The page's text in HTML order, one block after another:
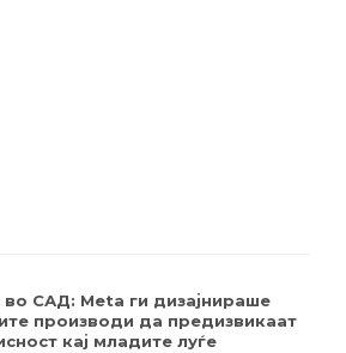
во САД: Meta ги дизајнираше
производи да предизвикаат
кај младите луѓе